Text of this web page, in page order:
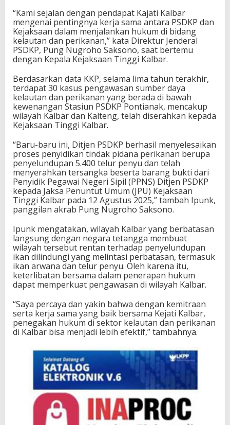
“Kami sejalan dengan pendapat Kajati Kalbar
mengenai pentingnya kerja sama antara PSDKP dan
Kejaksaan dalam menjalankan hukum di bidang
kelautan dan perikanan,” kata Direktur Jenderal
PSDKP, Pung Nugroho Saksono, saat bertemu
dengan Kepala Kejaksaan Tinggi Kalbar.
Berdasarkan data KKP, selama lima tahun terakhir,
terdapat 30 kasus pengawasan sumber daya
kelautan dan perikanan yang berada di bawah
kewenangan Stasiun PSDKP Pontianak, mencakup
wilayah Kalbar dan Kalteng, telah diserahkan kepada
Kejaksaan Tinggi Kalbar.
“Baru-baru ini, Ditjen PSDKP berhasil menyelesaikan
proses penyidikan tindak pidana perikanan berupa
penyelundupan 5.400 telur penyu dan telah
menyerahkan tersangka beserta barang bukti dari
Penyidik Pegawai Negeri Sipil (PPNS) Ditjen PSDKP
kepada Jaksa Penuntut Umum (JPU) Kejaksaan
Tinggi Kalbar pada 12 Agustus 2025,” tambah Ipunk,
panggilan akrab Pung Nugroho Saksono.
Ipunk mengatakan, wilayah Kalbar yang berbatasan
langsung dengan negara tetangga membuat
wilayah tersebut rentan terhadap penyelundupan
ikan dilindungi yang melintasi perbatasan, termasuk
ikan arwana dan telur penyu. Oleh karena itu,
keterlibatan bersama dalam penerapan hukum
dapat memperkuat pengawasan di wilayah Kalbar.
“Saya percaya dan yakin bahwa dengan kemitraan
serta kerja sama yang baik bersama Kejati Kalbar,
penegakan hukum di sektor kelautan dan perikanan
di Kalbar bisa menjadi lebih efektif,” tambahnya.